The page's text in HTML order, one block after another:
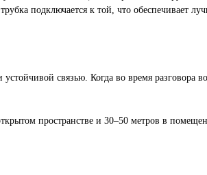
подключается к той, что обеспечивает
связью. Когда во время разговора
пространстве и 30–50 метров в